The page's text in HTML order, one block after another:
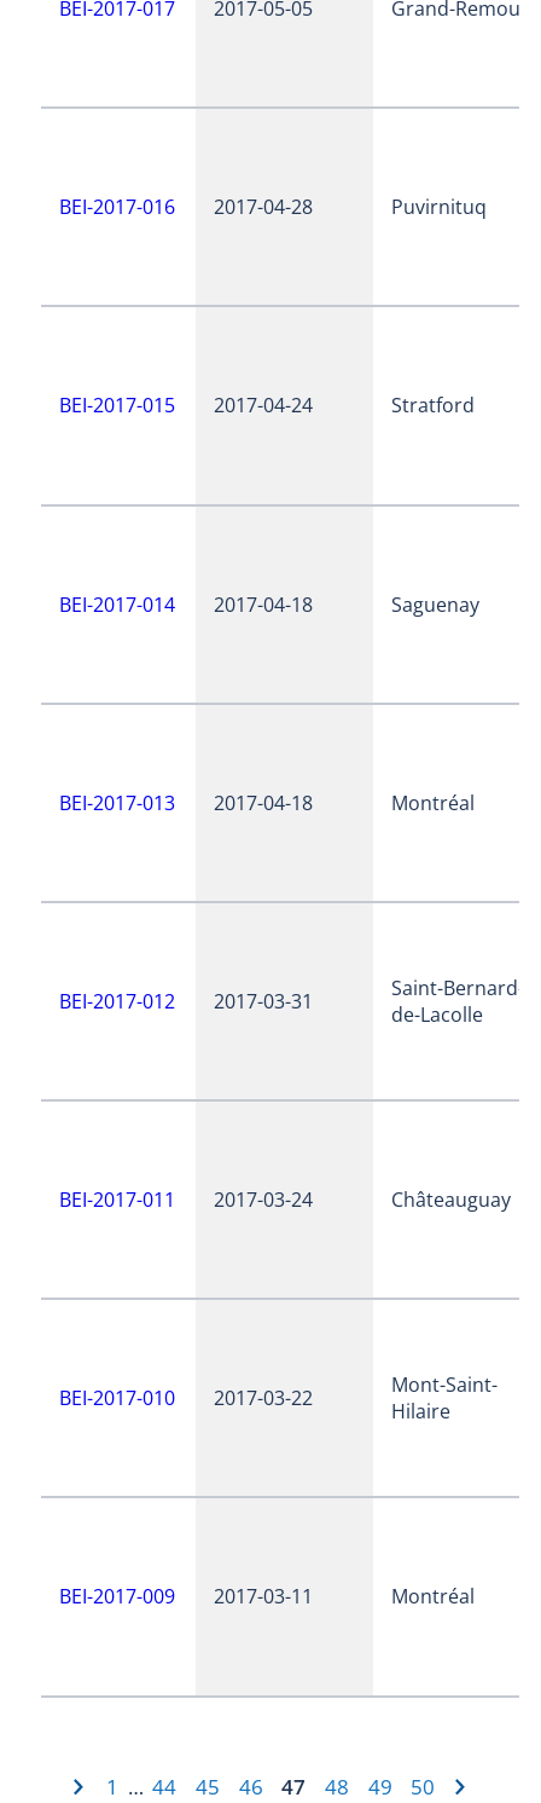
BEI-2017-017 2017-05-05 Grand-Remous
BEI-2017-016 2017-04-28 Puvirnituq
BEI-2017-015 2017-04-24 Stratford
BEI-2017-014 2017-04-18 Saguenay
BEI-2017-013 2017-04-18 Montréal
BEI-2017-012 2017-03-31
Saint-Bernard-
de-Lacolle
BEI-2017-011 2017-03-24 Châteauguay
BEI-2017-010 2017-03-22
Mont-Saint-
Hilaire
BEI-2017-009 2017-03-11 Montréal
1 … 44 45 46 47 48 49 50